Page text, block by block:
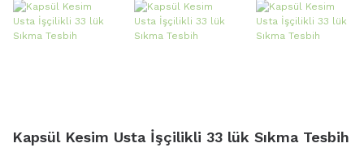
Kapsül Kesim Usta İşçilikli 33 lük Sıkma Tesbih